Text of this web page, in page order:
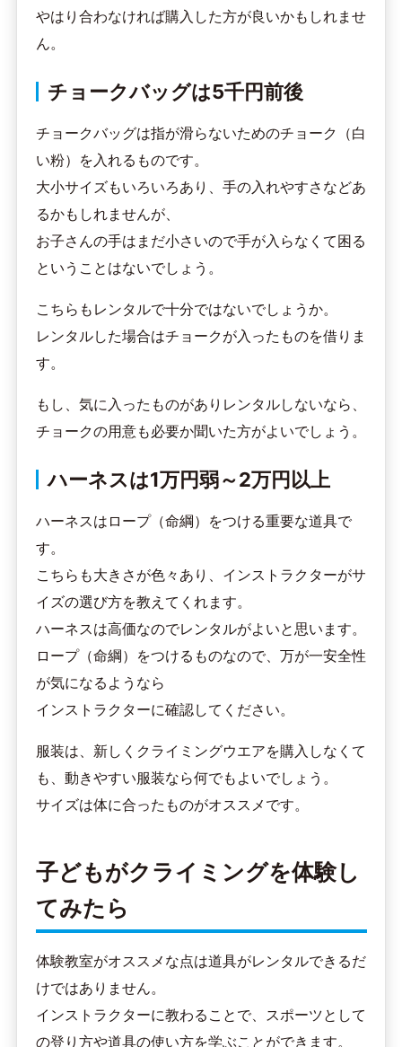
やはり合わなければ購入した方が良いかもしれませ
ん。
チョークバッグは5千円前後
チョークバッグは指が滑らないためのチョーク（白
い粉）を入れるものです。
大小サイズもいろいろあり、手の入れやすさなどあ
るかもしれませんが、
お子さんの手はまだ小さいので手が入らなくて困る
ということはないでしょう。
こちらもレンタルで十分ではないでしょうか。
レンタルした場合はチョークが入ったものを借りま
す。
もし、気に入ったものがありレンタルしないなら、
チョークの用意も必要か聞いた方がよいでしょう。
ハーネスは1万円弱～2万円以上
ハーネスはロープ（命綱）をつける重要な道具で
す。
こちらも大きさが色々あり、インストラクターがサ
イズの選び方を教えてくれます。
ハーネスは高価なのでレンタルがよいと思います。
ロープ（命綱）をつけるものなので、万が一安全性
が気になるようなら
インストラクターに確認してください。
服装は、新しくクライミングウエアを購入しなくて
も、動きやすい服装なら何でもよいでしょう。
サイズは体に合ったものがオススメです。
子どもがクライミングを体験し
てみたら
体験教室がオススメな点は道具がレンタルできるだ
けではありません。
インストラクターに教わることで、スポーツとして
の登り方や道具の使い方を学ぶことができます。